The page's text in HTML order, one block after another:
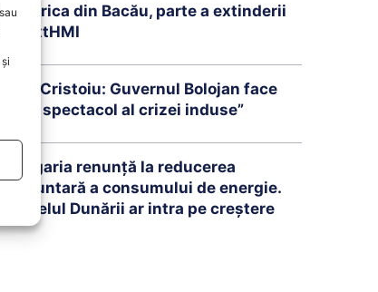
Fabrica din Bacău, parte a extinderii
NextHMI
Ion Cristoiu: Guvernul Bolojan face
„un spectacol al crizei induse”
Ungaria renunță la reducerea
voluntară a consumului de energie.
Nivelul Dunării ar intra pe creștere